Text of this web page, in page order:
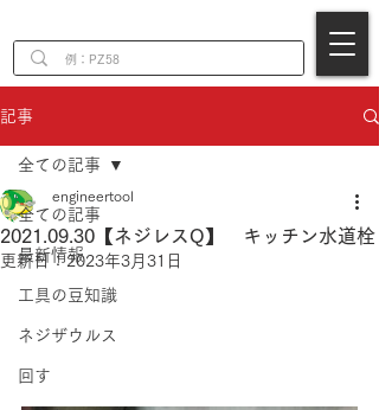
記事
全ての記事
最新情報
工具の豆知識
ネジザウルス
回す
全ての記事
2021.09.30【ネジレスQ】 キッチン水道栓
engineertool
更新日：2023年3月31日